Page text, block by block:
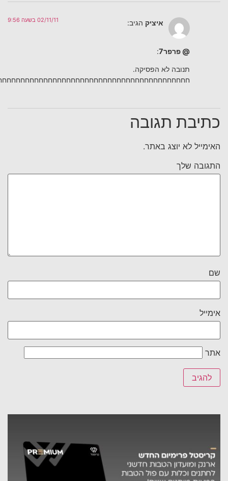
איציק הגיב: 02/11/11 בשעה 9:56
@ פרפר7 :
תנובה לא הפסיקה.
חחחחחחחחחחחחחחחחחחחחחחחחחחחחחחחחחחחחחחחחחחח
כתיבת תגובה
האימייל לא יוצג באתר.
התגובה שלך
שם
אימייל
אתר